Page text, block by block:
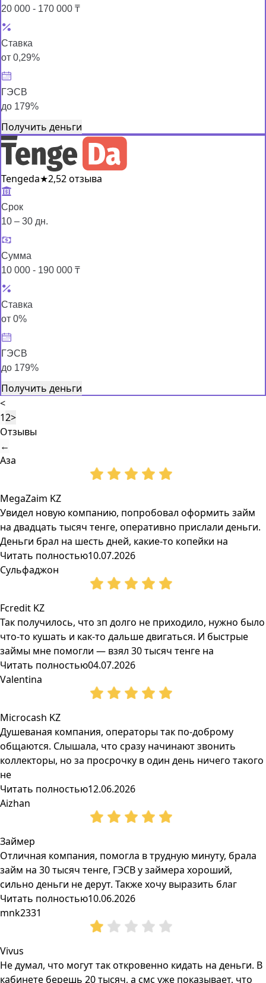
20 000 - 170 000 ₸
Ставка
от 0,29%
ГЭСВ
до 179%
Получить деньги
Tengeda★2,52 отзыва
Срок
10 – 30 дн.
Сумма
10 000 - 190 000 ₸
Ставка
от 0%
ГЭСВ
до 179%
Получить деньги
<
12>
Отзывы
←
Аза
MegaZaim KZ
Увидел новую компанию, попробовал оформить займ
на двадцать тысяч тенге, оперативно прислали деньги.
Деньги брал на шесть дней, какие-то копейки на
Читать полностью10.07.2026
Сульфаджон
Fcredit KZ
Так получилось, что зп долго не приходило, нужно было
что-то кушать и как-то дальше двигаться. И быстрые
займы мне помогли — взял 30 тысяч тенге на
Читать полностью04.07.2026
Valentina
Microcash KZ
Душеваная компания, операторы так по-доброму
общаются. Слышала, что сразу начинают звонить
коллекторы, но за просрочку в один день ничего такого
не
Читать полностью12.06.2026
Aizhan
Займер
Отличная компания, помогла в трудную минуту, брала
займ на 30 тысяч тенге, ГЭСВ у займера хороший,
сильно деньги не дерут. Также хочу выразить благ
Читать полностью10.06.2026
mnk2331
Vivus
Не думал, что могут так откровенно кидать на деньги. В
кабинете берешь 20 тысяч, а смс уже показывает, что